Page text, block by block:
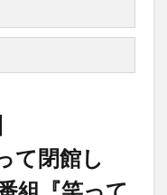
て閉館し